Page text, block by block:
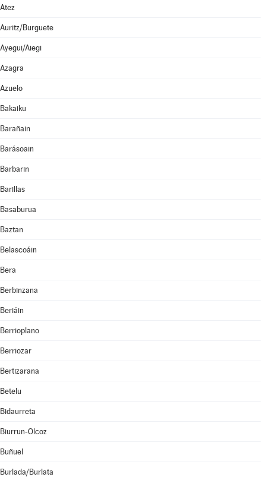
Atez
Auritz/Burguete
Ayegui/Aiegi
Azagra
Azuelo
Bakaiku
Barañain
Barásoain
Barbarin
Barillas
Basaburua
Baztan
Belascoáin
Bera
Berbinzana
Beriáin
Berrioplano
Berriozar
Bertizarana
Betelu
Bidaurreta
Biurrun-Olcoz
Buñuel
Burlada/Burlata